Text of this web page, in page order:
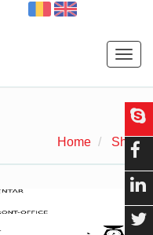
Home Shop